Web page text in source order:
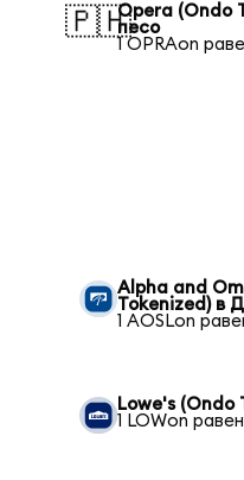
🇵🇭Opera (Ondo
песо
1 OPRAon
Alpha and
Tokenized) в
1 AOSLon
Lowe's
1 LOWon равен